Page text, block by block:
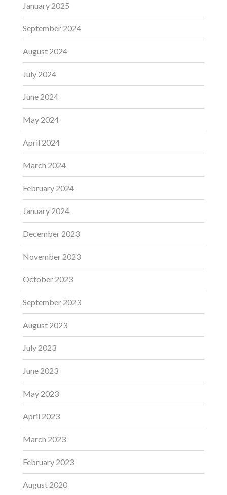
January 2025
September 2024
August 2024
July 2024
June 2024
May 2024
April 2024
March 2024
February 2024
January 2024
December 2023
November 2023
October 2023
September 2023
August 2023
July 2023
June 2023
May 2023
April 2023
March 2023
February 2023
August 2020